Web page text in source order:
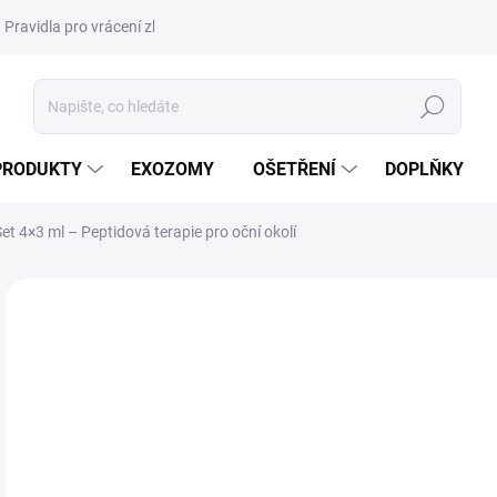
Pravidla pro vrácení zboží a plateb
Hledat
EXOZOMY OŠETŘENÍ DOPLŇKY
4×3 ml – Peptidová terapie pro oční okolí